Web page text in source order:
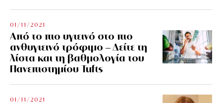
01/11/2021
Από το πιο υγιεινό στο πιο
ανθυγιεινό τρόφιμο – Δείτε τη
λίστα και τη βαθμολογία του
Πανεπιστημίου Tufts
01/11/2021